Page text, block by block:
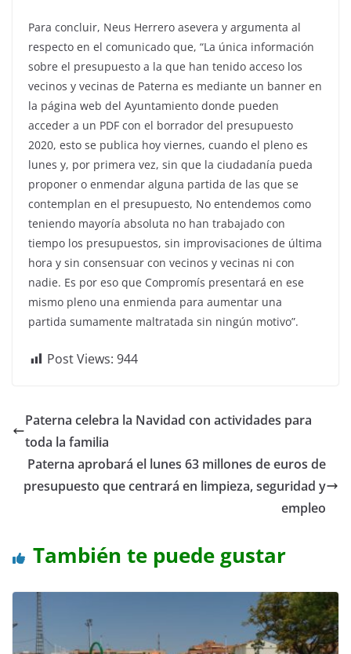
Para concluir, Neus Herrero asevera y argumenta al
respecto en el comunicado que, “La única información
sobre el presupuesto a la que han tenido acceso los
vecinos y vecinas de Paterna es mediante un banner en
la página web del Ayuntamiento donde pueden
acceder a un PDF con el borrador del presupuesto
2020, esto se publica hoy viernes, cuando el pleno es
lunes y, por primera vez, sin que la ciudadanía pueda
proponer o enmendar alguna partida de las que se
contemplan en el presupuesto, No entendemos como
teniendo mayoría absoluta no han trabajado con
tiempo los presupuestos, sin improvisaciones de última
hora y sin consensuar con vecinos y vecinas ni con
nadie. Es por eso que Compromís presentará en ese
mismo pleno una enmienda para aumentar una
partida sumamente maltratada sin ningún motivo”.
Post Views: 944
Paterna celebra la Navidad con actividades para
toda la familia
Paterna aprobará el lunes 63 millones de euros de
presupuesto que centrará en limpieza, seguridad y
empleo
También te puede gustar